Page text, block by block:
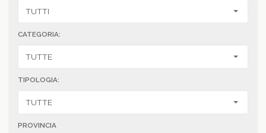
CATEGORIA:
TIPOLOGIA:
PROVINCIA